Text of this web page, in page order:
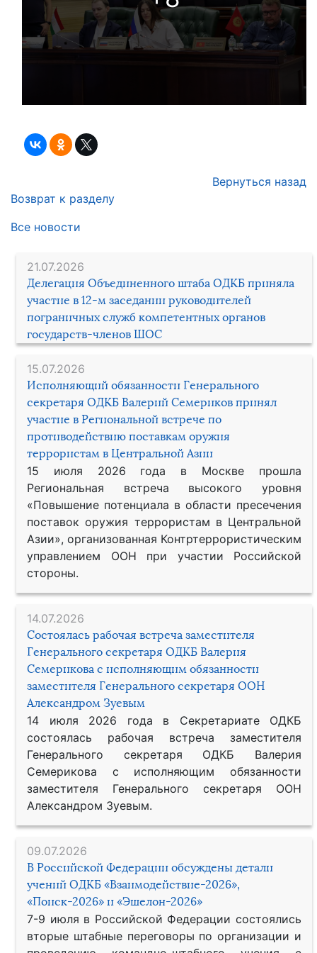
21.07.2026
Делегация Объединенного штаба ОДКБ приняла
участие в 12-м заседании руководителей
пограничных служб компетентных органов
государств-членов ШОС
15.07.2026
Исполняющий обязанности Генерального
секретаря ОДКБ Валерий Семериков принял
участие в Региональной встрече по
противодействию поставкам оружия
террористам в Центральной Азии
15 июля 2026 года в Москве прошла
Региональная встреча высокого уровня
«Повышение потенциала в области пресечения
поставок оружия террористам в Центральной
Азии», организованная Контртеррористическим
управлением ООН при участии Российской
стороны.
14.07.2026
Состоялась рабочая встреча заместителя
Генерального секретаря ОДКБ Валерия
Семерикова с исполняющим обязанности
заместителя Генерального секретаря ООН
Александром Зуевым
14 июля 2026 года в Секретариате ОДКБ
состоялась рабочая встреча заместителя
Генерального секретаря ОДКБ Валерия
Семерикова с исполняющим обязанности
заместителя Генерального секретаря ООН
Александром Зуевым.
09.07.2026
В Российской Федерации обсуждены детали
учений ОДКБ «Взаимодействие-2026»,
«Поиск-2026» и «Эшелон-2026»
7-9 июля в Российской Федерации состоялись
вторые штабные переговоры по организации и
Вернуться назад
Возврат к разделу
Все новости